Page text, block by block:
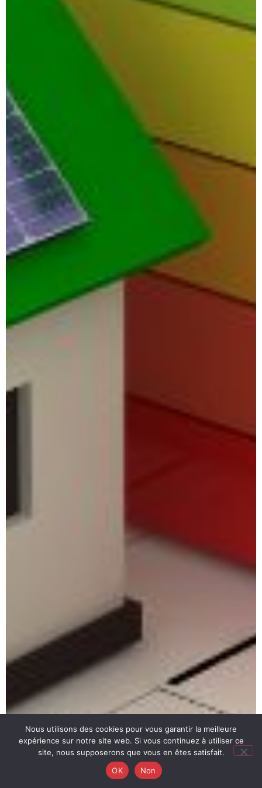
Nous utilisons des cookies pour vous garantir la meilleure
expérience sur notre site web. Si vous continuez à utiliser ce
site, nous supposerons que vous en êtes satisfait.
OK
Non